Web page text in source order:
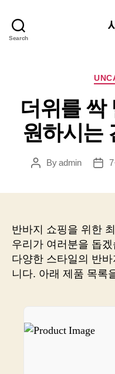
Search
더위를 싹
원하시는
PostByadmin
Post
반바지 쇼핑을 위한
우리가 여러분을 돕
다양한 스타일의 반
니다. 아래 제품 목록